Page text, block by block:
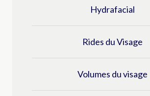
Hydrafacial
Rides du Visage
Volumes du visage